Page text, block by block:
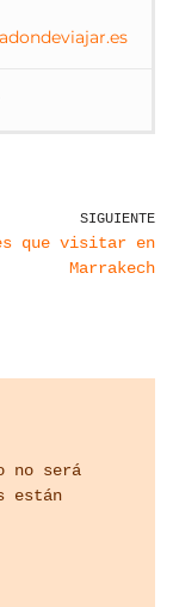
adondeviajar.es
SIGUIENTE
que visitar en
Marrakech
no será
están